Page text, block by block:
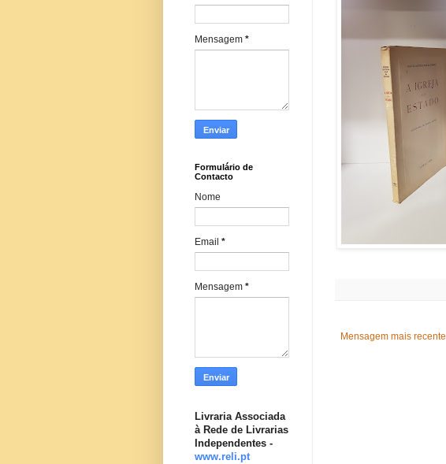
Mensagem mais recente
Mensagem *
Formulário de
Contacto
Nome
Email *
Mensagem *
Livraria Associada
à Rede de Livrarias
Independentes -
www.reli.pt